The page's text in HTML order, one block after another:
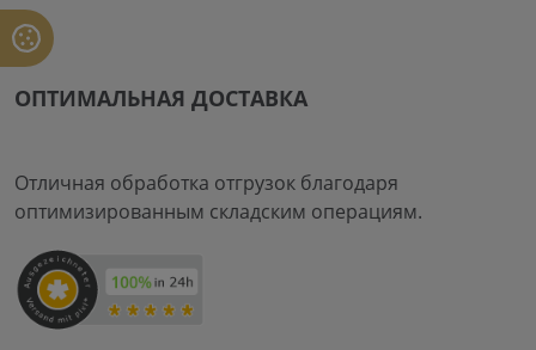
ОПТИМАЛЬНАЯ ДОСТАВКА
Отличная обработка отгрузок благодаря
оптимизированным складским операциям.